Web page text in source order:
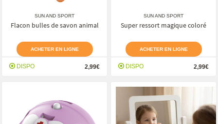
SUN AND SPORT
Flacon bulles de savon animal
ACHETER EN LIGNE
DISPO 2,99€
SUN AND SPORT
Super ressort magique coloré
ACHETER EN LIGNE
DISPO 2,99€